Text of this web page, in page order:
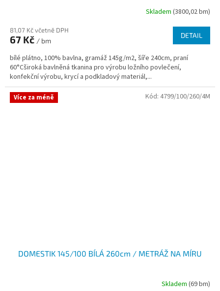
Skladem (3800,02 bm)
81,07 Kč včetně DPH
67 Kč / bm
DETAIL
bílé plátno, 100% bavlna, gramáž 145g/m2, šíře 240cm, praní
60°Cširoká bavlněná tkanina pro výrobu ložního povlečení,
konfekční výrobu, krycí a podkladový materiál,...
Více za méně
DOMESTIK 145/100 BÍLÁ 260cm / METRÁŽ NA MÍRU
Skladem (69 bm)
Kód: 4799/100/260/4M